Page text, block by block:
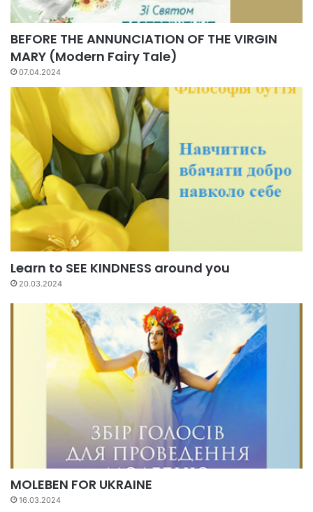
BEFORE THE ANNUNCIATION OF THE VIRGIN
MARY (Modern Fairy Tale)
07.04.2024
Learn to SEE KINDNESS around you
20.03.2024
MOLEBEN FOR UKRAINE
16.03.2024